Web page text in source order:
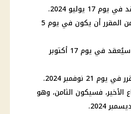
17 يوليو 2024.
الاجتماع الخامس: من المقرر أن يكون في يوم 5
الاجتماع السادس: سيُعقد في يوم 17 أكتوبر
21 نوفمبر 2024.
الأخير، فسيكون الثامن، وهو